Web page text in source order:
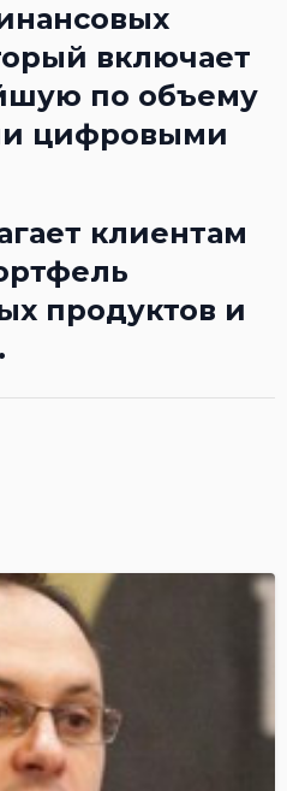
включает
по объему
цифровыми
клиентам
продуктов и